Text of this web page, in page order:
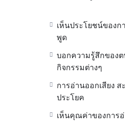
เห็นประโยชน์ของก
พูด
บอกความรู้สึกของต
กิจกรรมต่างๆ
การอ่านออกเสียง
ประโยค
เห็นคุณค่าของการ